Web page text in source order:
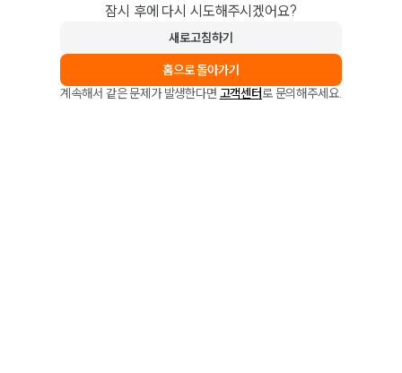
잠시 후에 다시 시도해주시겠어요?
새로고침하기
홈으로 돌아가기
계속해서 같은 문제가 발생한다면 고객센터로 문의해주세요.